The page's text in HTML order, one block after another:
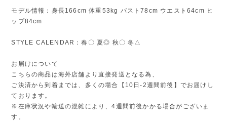
モデル情報：身長166cm 体重53kg バスト78cm ウエスト64cm ヒ
ップ84cm
STYLE CALENDAR：春〇 夏◎ 秋〇 冬△
お届けについて
こちらの商品は海外店舗より直接発送となる為、
ご決済から到着までは、多くの場合【10日-2週間前後】でお届けし
ております。
※在庫状況や輸送の混雑により、4週間前後かかる場合がございま
す。